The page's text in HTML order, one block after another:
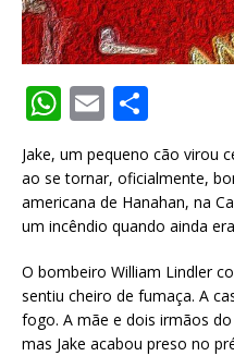
W
at
s
A
p
p
E
ai
l
h
ar
e
Jake, um pequeno cão virou
ao se tornar, oficialmente,
americana de Hanahan, na
um incêndio quando ainda
O bombeiro William Lindler
sentiu cheiro de fumaça. A
fogo. A mãe e dois irmãos
mas Jake acabou preso no